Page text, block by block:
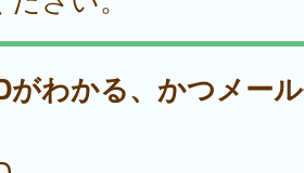
がわかる、かつメー